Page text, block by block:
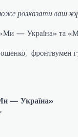
розказати ваш
— Україна» та
фронтвумен
— Україна»